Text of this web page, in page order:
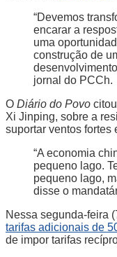
“Devemos
encarar a
uma
construção de
jornal do PCCh.
O Diário do Povo
Xi Jinping, sobre a
suportar ventos fortes
“A economia
pequeno lago.
pequeno lago,
disse o
Nessa segunda-feira
tarifas adicionais de
de impor tarifas